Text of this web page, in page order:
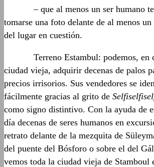
……….– que al menos un ser humano
tomarse una foto delante de al menos
del lugar en cuestión.
Terreno Estambul: podemos, en
ciudad vieja, adquirir decenas de palos
precios irrisorios. Sus vendedores se
fácilmente gracias al grito de
como signo distintivo. Con la ayuda de
día decenas de seres humanos en
retrato delante de la mezquita de
del puente del Bósforo o sobre el del
vemos toda la ciudad vieja de Stamboul